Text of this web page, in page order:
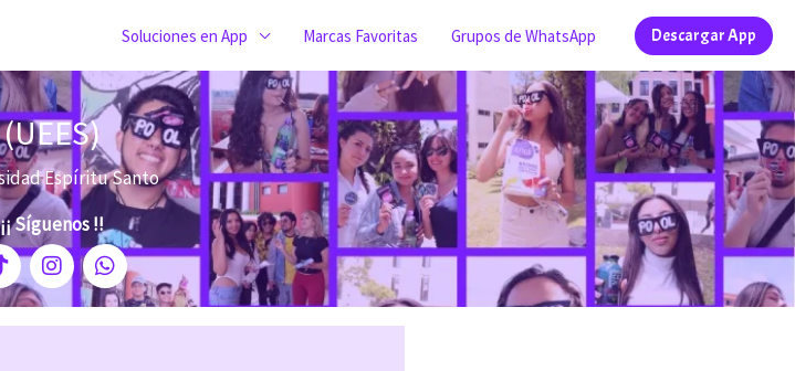
Soluciones en App Marcas Favoritas Grupos de WhatsApp Descargar App
(UEES)
Espíritu Santo
¡¡ Síguenos !!
I
n
s
t
W
h
a
t